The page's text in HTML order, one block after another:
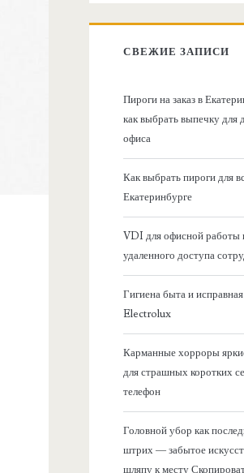
о
:
СВЕЖИЕ ЗАПИСИ
Пироги на заказ в
как выбрать выпечку для
офиса
Как выбрать пироги для
Екатеринбурге
VDI для офисной работы
удаленного доступа
Гигиена быта и
Electrolux
Карманные хорроры
для страшных коротких
телефон
Головной убор как
штрих — забытое
шляпу к месту